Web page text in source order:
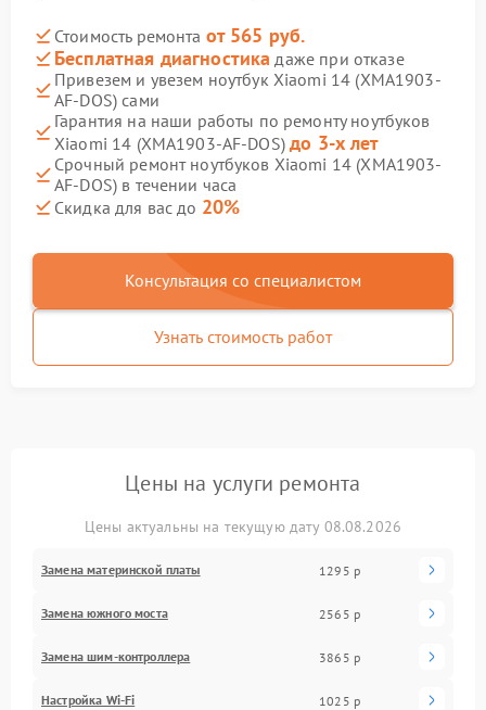
Стоимость ремонта от 565 руб.
Бесплатная диагностика даже при отказе
Привезем и увезем ноутбук Xiaomi 14 (XMA1903-
AF-DOS) сами
Гарантия на наши работы по ремонту ноутбуков
Xiaomi 14 (XMA1903-AF-DOS)до 3-х лет
Срочный ремонт ноутбуков Xiaomi 14 (XMA1903-
AF-DOS) в течении часа
Скидка для вас до 20%
Консультация со специалистом
Узнать стоимость работ
Цены на услуги ремонта
Цены актуальны на текущую дату 08.08.2026
Замена материнской платы 1295 р
Замена южного моста 2565 р
Замена шим-контроллера 3865 р
Настройка Wi-Fi 1025 р